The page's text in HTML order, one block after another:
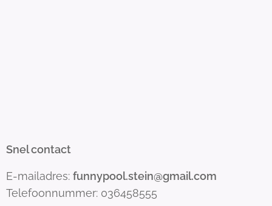
Snel contact
E-mailadres: funnypool.stein@gmail.com
Telefoonnummer: 036458555